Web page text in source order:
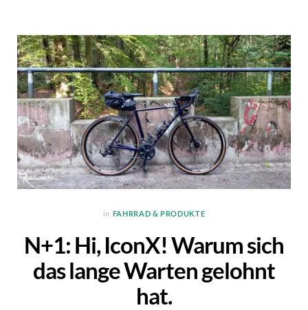
in FAHRRAD & PRODUKTE
N+1: Hi, IconX! Warum sich
das lange Warten gelohnt
hat.